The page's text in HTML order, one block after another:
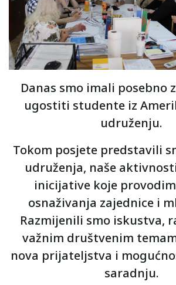
Danas smo imali posebno
ugostiti studente iz
udruženju.
Tokom posjete predstavili
udruženja, naše
inicijative koje
osnaživanja zajednice i
Razmijenili smo iskustva,
važnim društvenim
nova prijateljstva i
saradnju.